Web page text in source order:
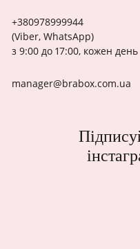
+380978999944
(Viber, WhatsApp)
з 9:00 до 17:00, кожен день
manager@brabox.com.ua